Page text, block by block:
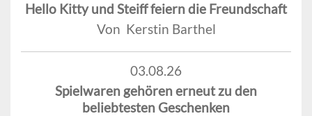
Hello Kitty und Steiff feiern die Freundschaft
Von Kerstin Barthel
03.08.26
Spielwaren gehören erneut zu den
beliebtesten Geschenken